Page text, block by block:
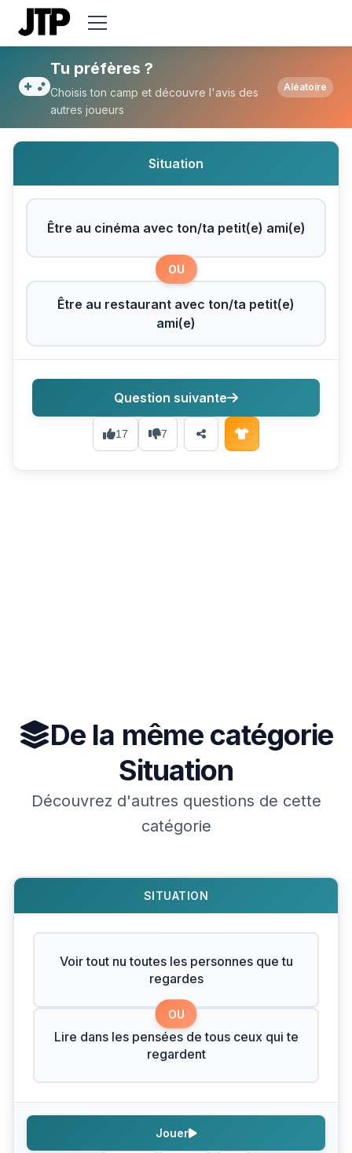
Tu préfères Être au cinéma avec ton/ta
Tu préfères ?
Choisis ton camp et découvre l'avis des
autres joueurs
Aléatoire
Situation
Être au cinéma avec ton/ta petit(e) ami(e)
OU
Être au restaurant avec ton/ta petit(e)
ami(e)
17 7
Question suivante
De la même catégorie
Situation
Découvrez d'autres questions de cette
catégorie
SITUATION
Voir tout nu toutes les personnes que tu
regardes
OU
Lire dans les pensées de tous ceux qui te
regardent
Jouer